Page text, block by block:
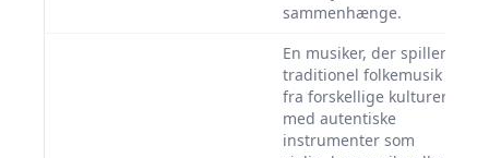
sammenhænge.
En musiker, der spiller
traditionel folkemusik
fra forskellige kulturer
med autentiske
instrumenter som